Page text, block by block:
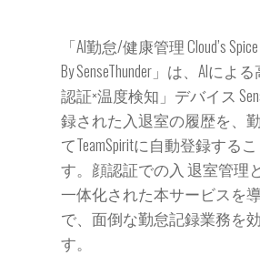
「AI勤怠/健康管理 Cloud’s Spice
By SenseThunder」は、AIによ
認証×温度検知」デバイス
録された入退室の履歴を、
てTeamSpiritに自動登録する
す。顔認証での入 退室管理
一体化された本サービスを
で、面倒な勤怠記録業務を
す。